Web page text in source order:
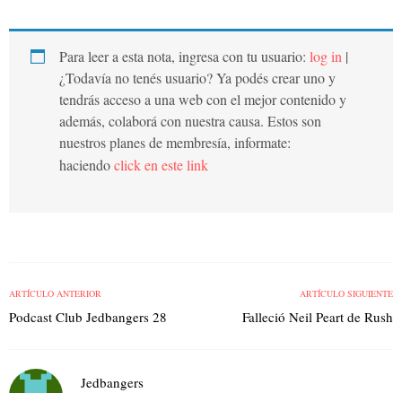
Para leer a esta nota, ingresa con tu usuario: log in |
¿Todavía no tenés usuario? Ya podés crear uno y
tendrás acceso a una web con el mejor contenido y
además, colaborá con nuestra causa. Estos son
nuestros planes de membresía, informate:
haciendoclick en este link
ARTÍCULO ANTERIOR
Podcast Club Jedbangers 28
ARTÍCULO SIGUIENTE
Falleció Neil Peart de Rush
Jedbangers